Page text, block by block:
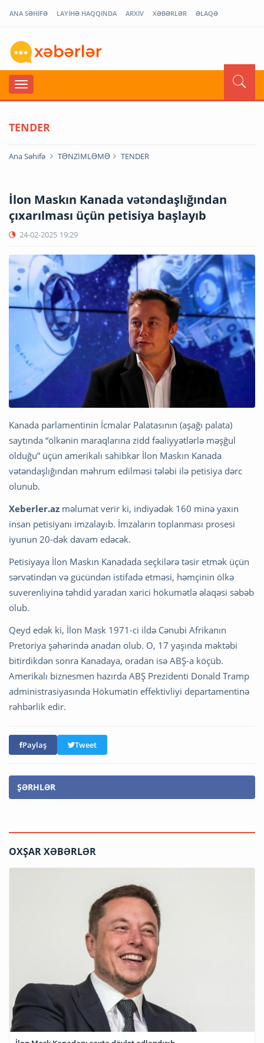
ANA SƏHİFƏ LAYİHƏ HAQQINDA ARXİV XƏBƏRLƏR ƏLAQƏ
TENDER
Ana Səhifə TƏNZİMLƏMƏ TENDER
İlon Maskın Kanada vətəndaşlığından
çıxarılması üçün petisiya başlayıb
24-02-2025 19:29
Kanada parlamentinin İcmalar Palatasının (aşağı palata)
saytında “ölkənin maraqlarına zidd fəaliyyətlərlə məşğul
olduğu” üçün amerikalı sahibkar İlon Maskın Kanada
vətəndaşlığından məhrum edilməsi tələbi ilə petisiya dərc
olunub.
Xeberler.az məlumat verir ki, indiyədək 160 minə yaxın
insan petisiyanı imzalayıb. İmzaların toplanması prosesi
iyunun 20-dək davam edəcək.
Petisiyaya İlon Maskın Kanadada seçkilərə təsir etmək üçün
sərvətindən və gücündən istifadə etməsi, həmçinin ölkə
suverenliyinə təhdid yaradan xarici hökumətlə əlaqəsi səbəb
olub.
Qeyd edək ki, İlon Mask 1971-ci ildə Cənubi Afrikanın
Pretoriya şəhərində anadan olub. O, 17 yaşında məktəbi
bitirdikdən sonra Kanadaya, oradan isə ABŞ-a köçüb.
Amerikalı biznesmen hazırda ABŞ Prezidenti Donald Tramp
administrasiyasında Hökumətin effektivliyi departamentinə
rəhbərlik edir.
Paylaş Tweet
ŞƏRHLƏR
OXŞAR XƏBƏRLƏR